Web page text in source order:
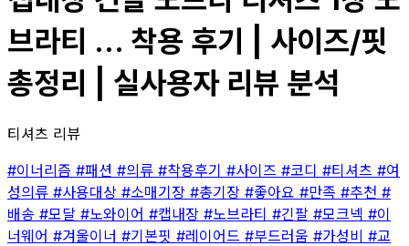
브라티 ... 착용 후기 | 사이즈/핏
총정리 | 실사용자 리뷰 분석
티셔츠 리뷰
#이너리즘 #패션 #의류 #착용후기 #사이즈 #코디 #티셔츠 #여
성의류 #사용대상 #소매기장 #총기장 #좋아요 #만족 #추천 #
배송 #모달 #노와이어 #캡내장 #노브라티 #긴팔 #모크넥 #이
너웨어 #겨울이너 #기본핏 #레이어드 #부드러움 #가성비 #교